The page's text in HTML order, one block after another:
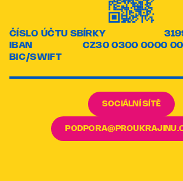
ČÍSLO ÚČTU SBÍRKY
IBAN
CZ30 0300 0000
BIC/SWIFT
SOCIÁLNÍ SÍTĚ